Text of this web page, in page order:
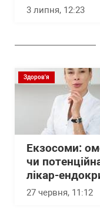
3 липня, 12:23
Здоров'я
Екзосоми:
чи
лікар-
27 червня, 11:12